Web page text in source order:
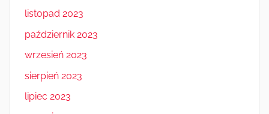
listopad 2023
październik 2023
wrzesień 2023
sierpień 2023
lipiec 2023